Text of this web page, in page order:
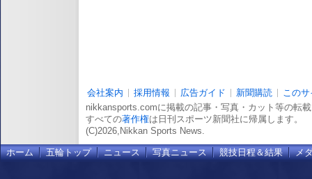
会社案内 採用情報 広告ガイド 新聞購読
この
nikkansports.comに掲載の記事・写真・カット等の転
すべての著作権は日刊スポーツ新聞社に帰属します。
(C)2026,Nikkan Sports News.
ホーム 五輪トップ ニュース 写真ニュース 競技日程＆結果 メ